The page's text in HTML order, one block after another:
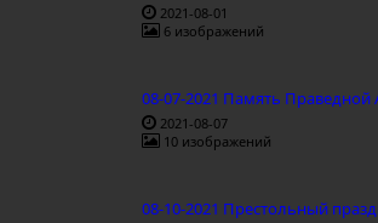
2021-08-01
6 изображений
08-07-2021 Память Праведной
2021-08-07
10 изображений
08-10-2021 Престольный